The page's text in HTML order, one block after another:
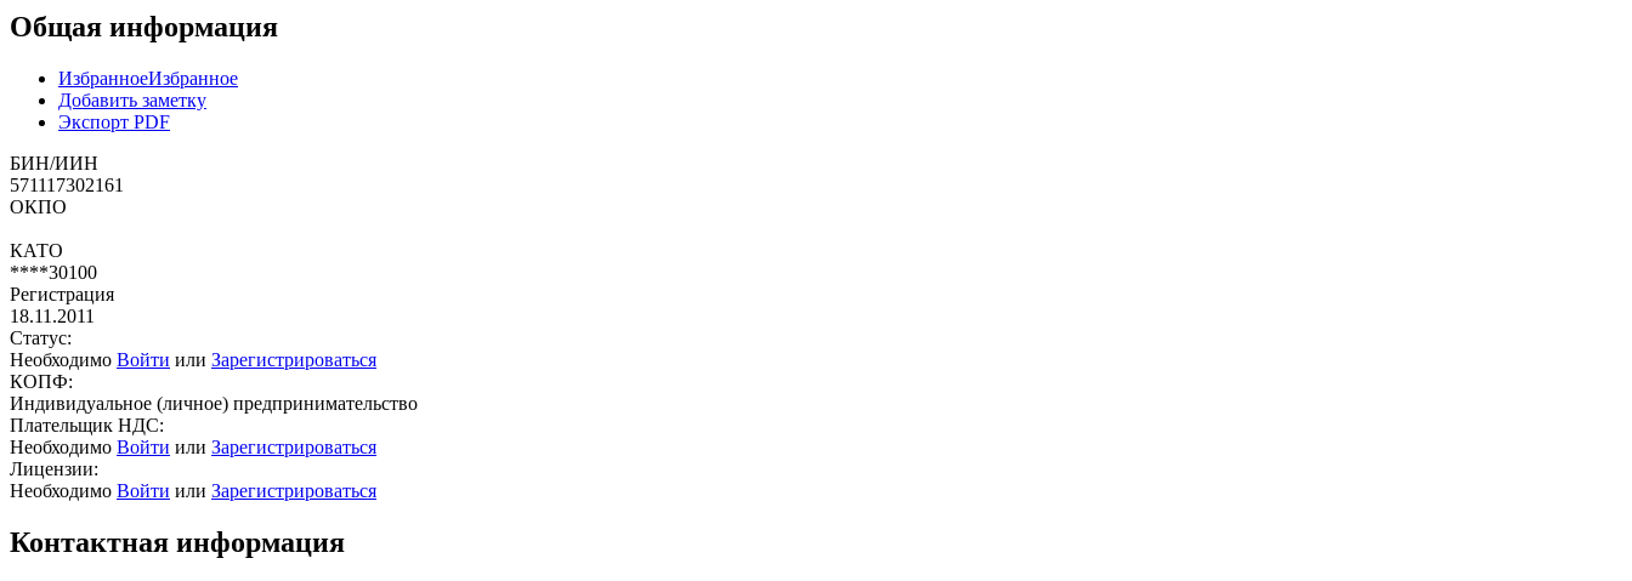
Общая информация
ИзбранноеИзбранное
Добавить заметку
Экспорт PDF
БИН/ИИН
571117302161
ОКПО
КАТО
****30100
Регистрация
18.11.2011
Статус:
Необходимо Войти или Зарегистрироваться
КОПФ:
Индивидуальное (личное) предпринимательство
Плательщик НДС:
Необходимо Войти или Зарегистрироваться
Лицензии:
Необходимо Войти или Зарегистрироваться
Контактная информация